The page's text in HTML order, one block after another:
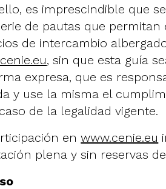
es imprescindible que
de pautas que
de intercambio
, sin que esta guía
expresa, que es
y use la misma el
de la legalidad vigente.
enwww.cenie.eu
plena y sin reservas